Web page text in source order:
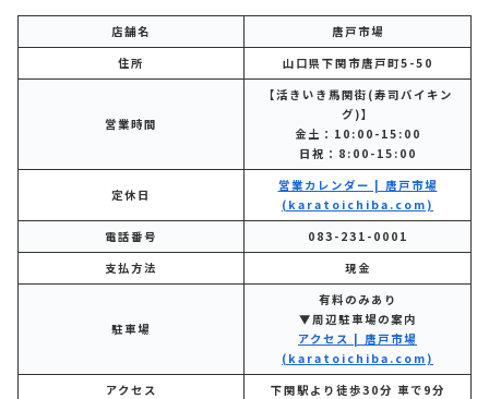
店舗名
唐戸市場
住所
山口県下関市唐戸町5-50
営業時間
【活きいき馬関街(寿司バイキン
グ)】
金土：10:00-15:00
日祝：8:00-15:00
定休日
営業カレンダー | 唐戸市場
(karatoichiba.com)
電話番号
083-231-0001
支払方法
現金
駐車場
有料のみあり
▼周辺駐車場の案内
アクセス | 唐戸市場
(karatoichiba.com)
アクセス
下関駅より徒歩30分 車で9分